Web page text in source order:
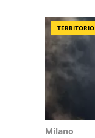
TERRITORIO
Milano